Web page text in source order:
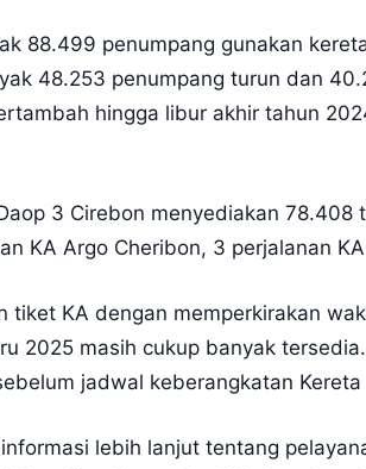
88.499 penumpang gunakan
48.253 penumpang turun dan
hingga libur akhir tahun
3 Cirebon menyediakan
KA Argo Cheribon, 3 perjalanan
tiket KA dengan memperkirakan
2025 masih cukup banyak
jadwal keberangkatan Kereta
lebih lanjut tentang